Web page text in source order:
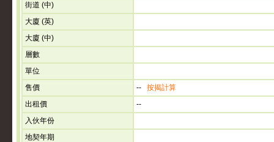
街道 (中)
大廈 (英)
大廈 (中)
層數
單位
售價
-- 按揭計算
出租價
--
入伙年份
地契年期